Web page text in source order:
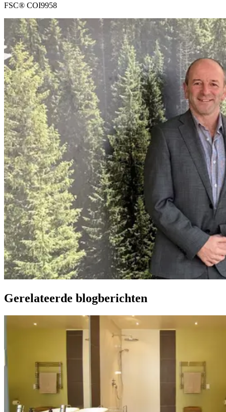
FSC® COI9958
Gerelateerde blogberichten